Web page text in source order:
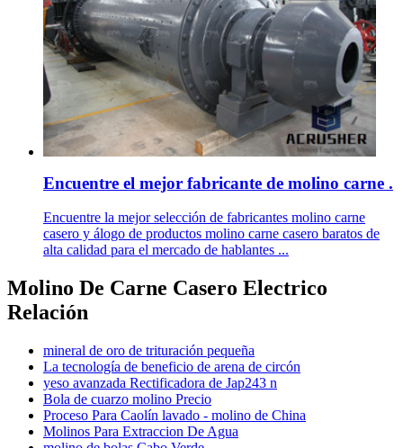
Encuentre el mejor fabricante de molino carne .
Encuentre la mejor selección de fabricantes molino carne
casero y álogo de productos molino carne casero baratos de
alta calidad para el mercado de hablantes ...
Molino De Carne Casero Electrico
Relación
mineral de oro de trituración pequeña
La tecnología de beneficio de arena de circón
yeso avanzada Rectificadora de Jap243 n
Bola de cuarzo molino Precio
Proceso Para Caolín lavado - molino de China
Molinos Para Extraccion De Agua